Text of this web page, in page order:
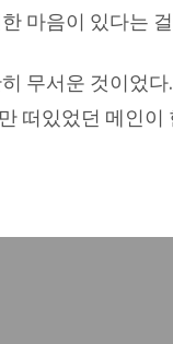
마음이 있다는
무서운 것이었다.
떠있었던 메인이